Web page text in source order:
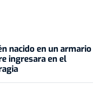
nacido en un armario
ingresara en el